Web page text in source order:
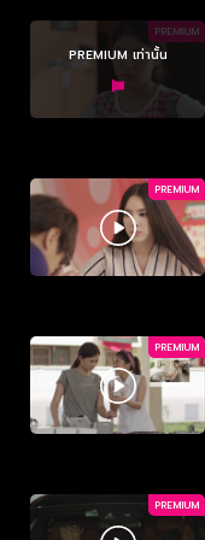
PREMIUM
PREMIUM เท่านั้น
PREMIUM
PREMIUM
PREMIUM